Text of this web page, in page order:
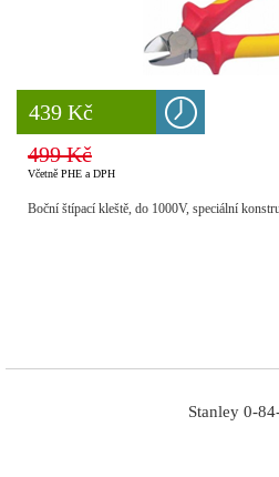
8 777 Kč
439 Kč
499 Kč
Včetně PHE a DPH
Boční štípací kleště, do 1000V, speciální
Stanley 0-